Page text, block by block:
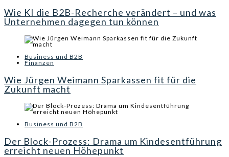
Wie KI die B2B-Recherche verändert – und was
Unternehmen dagegen tun können
Business und B2B
Finanzen
Wie Jürgen Weimann Sparkassen fit für die
Zukunft macht
Business und B2B
Der Block-Prozess: Drama um Kindesentführung
erreicht neuen Höhepunkt